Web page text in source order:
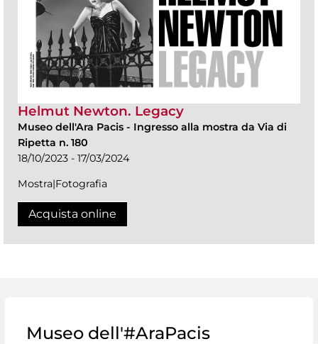
Helmut Newton. Legacy
Museo dell'Ara Pacis - Ingresso alla mostra da Via di
Ripetta n. 180
18/10/2023 - 17/03/2024
Mostra|Fotografia
Acquista online
Museo dell'#AraPacis